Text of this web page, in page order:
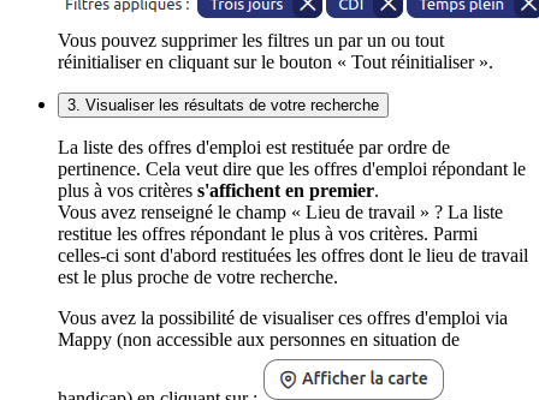
Vous pouvez supprimer les filtres un par un ou tout
réinitialiser en cliquant sur le bouton « Tout réinitialiser ».
3. Visualiser les résultats de votre recherche
La liste des offres d'emploi est restituée par ordre de
pertinence. Cela veut dire que les offres d'emploi répondant le
plus à vos critères s'affichent en premier.
Vous avez renseigné le champ « Lieu de travail » ? La liste
restitue les offres répondant le plus à vos critères. Parmi
celles-ci sont d'abord restituées les offres dont le lieu de travail
est le plus proche de votre recherche.
Vous avez la possibilité de visualiser ces offres d'emploi via
Mappy (non accessible aux personnes en situation de